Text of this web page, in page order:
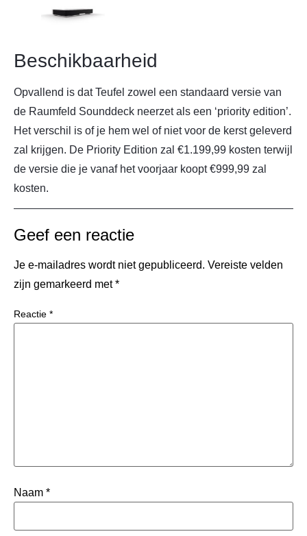
Beschikbaarheid
Opvallend is dat Teufel zowel een standaard versie van
de Raumfeld Sounddeck neerzet als een ‘priority edition’.
Het verschil is of je hem wel of niet voor de kerst geleverd
zal krijgen. De Priority Edition zal €1.199,99 kosten terwijl
de versie die je vanaf het voorjaar koopt €999,99 zal
kosten.
Geef een reactie
Je e-mailadres wordt niet gepubliceerd. Vereiste velden
zijn gemarkeerd met*
Reactie *
Naam *